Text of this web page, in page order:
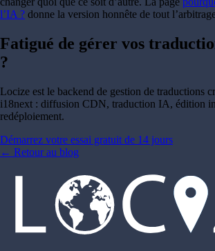
l’IA ? donne la version honnête de tout
Fatigué de gérer vos
?
Locize est le backend de gestion de traductions
i18next : diffusion CDN, traduction IA, édition
redéploiement.
Démarrez votre essai gratuit de 14 jours
← Retour au blog